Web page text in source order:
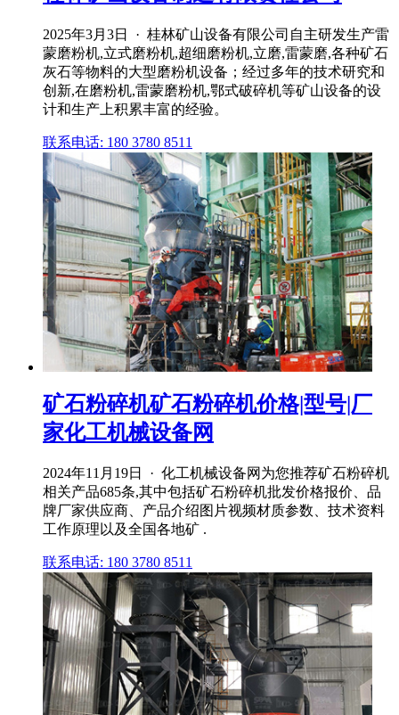
2025年3月3日 · 桂林矿山设备有限公司自主研发生产雷
蒙磨粉机,立式磨粉机,超细磨粉机,立磨,雷蒙磨,各种矿石
灰石等物料的大型磨粉机设备；经过多年的技术研究和
创新,在磨粉机,雷蒙磨粉机,鄂式破碎机等矿山设备的设
计和生产上积累丰富的经验。
联系电话: 180 3780 8511
矿石粉碎机矿石粉碎机价格|型号|厂
家化工机械设备网
2024年11月19日 · 化工机械设备网为您推荐矿石粉碎机
相关产品685条,其中包括矿石粉碎机批发价格报价、品
牌厂家供应商、产品介绍图片视频材质参数、技术资料
工作原理以及全国各地矿 .
联系电话: 180 3780 8511